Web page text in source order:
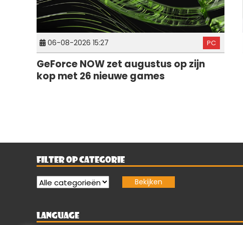
06-08-2026 15:27 PC
GeForce NOW zet augustus op zijn
kop met 26 nieuwe games
FILTER OP CATEGORIE
LANGUAGE